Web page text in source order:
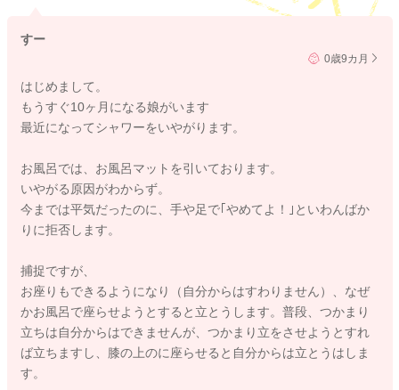
すー
0歳9カ月
はじめまして。
もうすぐ10ヶ月になる娘がいます
最近になってシャワーをいやがります。
お風呂では、お風呂マットを引いております。
いやがる原因がわからず。
今までは平気だったのに、手や足で｢やめてよ！｣といわんばか
りに拒否します。
捕捉ですが、
お座りもできるようになり（自分からはすわりません）、なぜ
かお風呂で座らせようとすると立とうします。普段、つかまり
立ちは自分からはできませんが、つかまり立をさせようとすれ
ば立ちますし、膝の上のに座らせると自分からは立とうはしま
す。